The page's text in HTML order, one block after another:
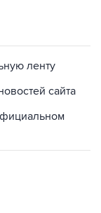
ленту
сайта